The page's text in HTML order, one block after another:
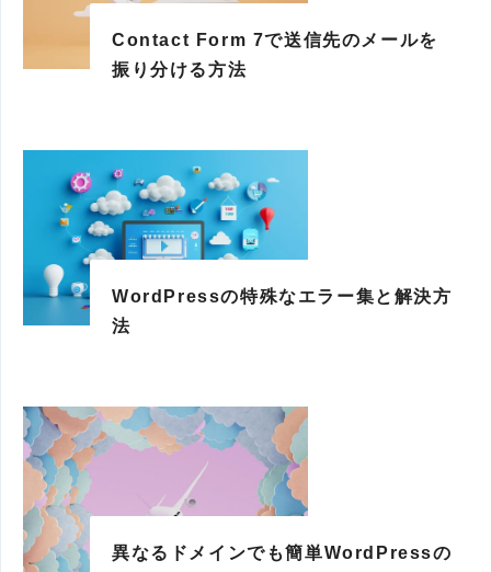
Contact Form 7で送信先のメールを
振り分ける方法
WordPressの特殊なエラー集と解決方
法
異なるドメインでも簡単WordPressの